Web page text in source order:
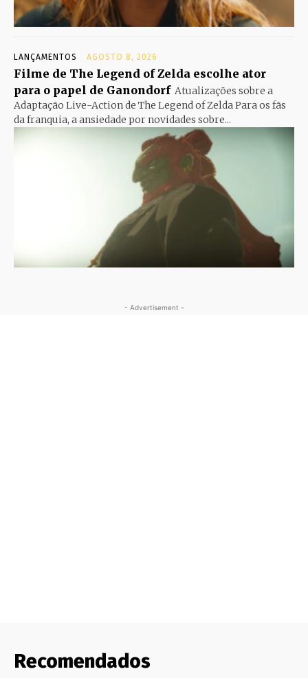
LANÇAMENTOS AGOSTO 8, 2026
Filme de The Legend of Zelda escolhe ator
para o papel de Ganondorf Atualizações sobre a
Adaptação Live-Action de The Legend of Zelda Para os fãs
da franquia, a ansiedade por novidades sobre...
- Advertisement -
Recomendados